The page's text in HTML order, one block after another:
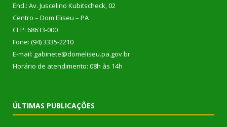
End.: Av. Juscelino Kubitscheck, 02
Centro – Dom Eliseu – PA
CEP: 68633-000
Fone: (94) 3335-2210
E-mail: gabinete@domeliseu.pa.gov.br
Horário de atendimento: 08h às 14h
ÚLTIMAS PUBLICAÇÕES